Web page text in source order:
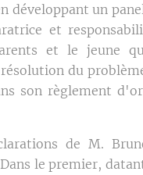
développant un
et
et le jeune
du
son règlement
de M.
le premier,